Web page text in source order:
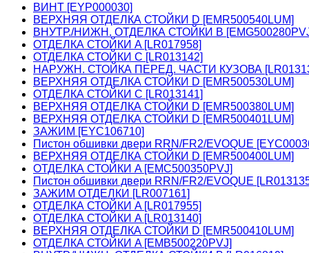
ВИНТ [EYP000030]
ВЕРХНЯЯ ОТДЕЛКА СТОЙКИ D [EMR500540LUM]
ВНУТР./НИЖН. ОТДЕЛКА СТОЙКИ B
ОТДЕЛКА СТОЙКИ A [LR017958]
ОТДЕЛКА СТОЙКИ C [LR013142]
НАРУЖН. СТОЙКА ПЕРЕД. ЧАСТИ КУЗОВА
ВЕРХНЯЯ ОТДЕЛКА СТОЙКИ D [EMR500530LUM]
ОТДЕЛКА СТОЙКИ C [LR013141]
ВЕРХНЯЯ ОТДЕЛКА СТОЙКИ D [EMR500380LUM]
ВЕРХНЯЯ ОТДЕЛКА СТОЙКИ D [EMR500401LUM]
ЗАЖИМ [EYC106710]
Пистон обшивки двери RRN/FR2/EVOQUE
ВЕРХНЯЯ ОТДЕЛКА СТОЙКИ D [EMR500400LUM]
ОТДЕЛКА СТОЙКИ A [EMC500350PVJ]
Пистон обшивки двери RRN/FR2/EVOQUE
ЗАЖИМ ОТДЕЛКИ [LR007161]
ОТДЕЛКА СТОЙКИ A [LR017955]
ОТДЕЛКА СТОЙКИ A [LR013140]
ВЕРХНЯЯ ОТДЕЛКА СТОЙКИ D [EMR500410LUM]
ОТДЕЛКА СТОЙКИ A [EMB500220PVJ]